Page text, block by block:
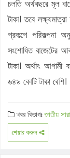
চলতি অর্থবছরে মূল
টাকা। তবে
প্রকল্পে পরিকল্পনা
সংশোধিত বাজেটের
টাকা। অর্থাৎ
৬৪৯ কোটি টাকা বেশি।
খবর বিভাগঃজাতীয়
শেয়ার করুন